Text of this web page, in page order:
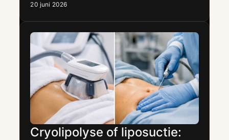
huid zichtbaar aanpakt.
20 juni 2026
Cryolipolyse of liposuctie: